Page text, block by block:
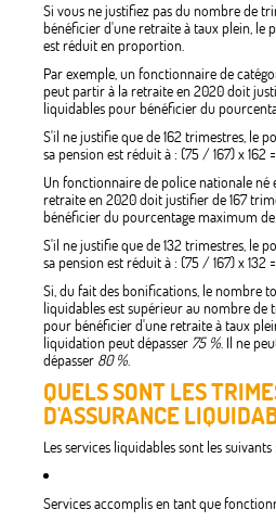
Si vous ne justifiez pas du nombre de
bénéficier d'une retraite à taux plein, le
est réduit en proportion.
Par exemple, un fonctionnaire de
peut partir à la retraite en 2020 doit
liquidables pour bénéficier du
S'il ne justifie que de 162 trimestres, le
sa pension est réduit à : (75 / 167) x 162 =
Un fonctionnaire de police nationale né
retraite en 2020 doit justifier de 167
bénéficier du pourcentage maximum de
S'il ne justifie que de 132 trimestres, le
sa pension est réduit à : (75 / 167) x 132 =
Si, du fait des bonifications, le nombre
liquidables est supérieur au nombre de
pour bénéficier d'une retraite à taux
liquidation peut dépasser 75 %. Il ne
dépasser 80 %.
QUELS SONT LES
D'ASSURANCE
Les services liquidables sont les suivants :
Services accomplis en tant que